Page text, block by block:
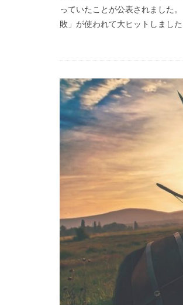
っていたことが公表されました
敗」が使われて大ヒットしまし